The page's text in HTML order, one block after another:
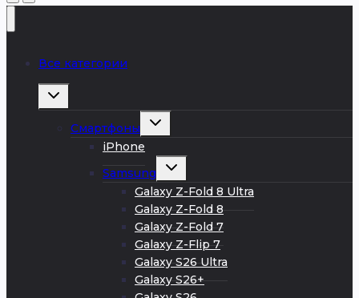
Все категории
Развернуть
Смартфоны
Развернуть
iPhone
Samsung
Развернуть
меню
Galaxy Z-Fold 8 Ultra
Galaxy Z-Fold 8
Galaxy Z-Fold 7
Galaxy Z-Flip 7
Galaxy S26 Ultra
Galaxy S26+